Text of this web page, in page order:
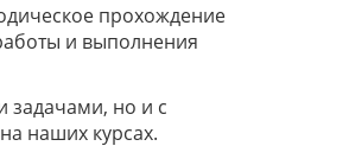
прохождение
и выполнения
задачами, но и с
наших курсах.